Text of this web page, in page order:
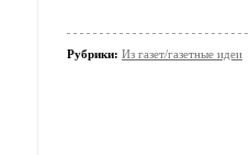
Рубрики: Из газет/газетные идеи